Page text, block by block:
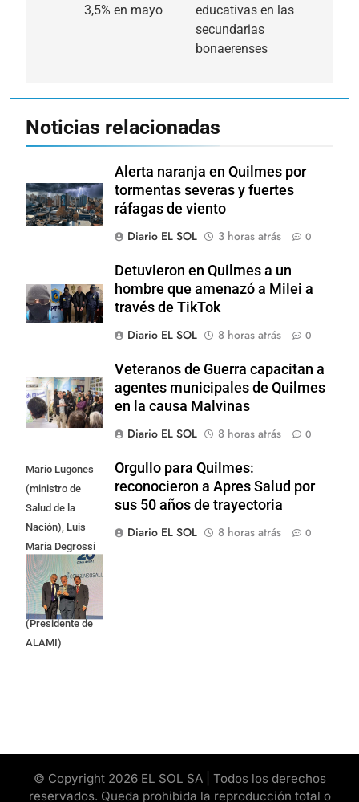
3,5% en mayo
educativas en las
secundarias
bonaerenses
Noticias relacionadas
Alerta naranja en Quilmes por
tormentas severas y fuertes
ráfagas de viento
Diario EL SOL
3 horas atrás 0
Detuvieron en Quilmes a un
hombre que amenazó a Milei a
través de TikTok
Diario EL SOL
8 horas atrás 0
Veteranos de Guerra capacitan a
agentes municipales de Quilmes
en la causa Malvinas
Diario EL SOL
8 horas atrás 0
Mario Lugones
(ministro de
Salud de la
Nación), Luis
Maria Degrossi
(Presidente de
Apres Salud) y
Cristian Mazza
(Presidente de
ALAMI)
Orgullo para Quilmes:
reconocieron a Apres Salud por
sus 50 años de trayectoria
Diario EL SOL
8 horas atrás 0
© Copyright 2026 EL SOL SA | Todos los derechos
reservados. Queda prohibida la reproducción total o